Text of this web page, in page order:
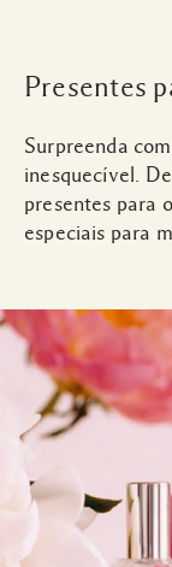
Presentes
Surpreenda
inesquecível.
presentes para
especiais para